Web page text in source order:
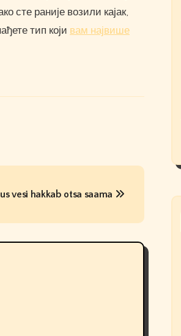
сте раније возили кајак,
тип који вам највише
vesi hakkab otsa saama